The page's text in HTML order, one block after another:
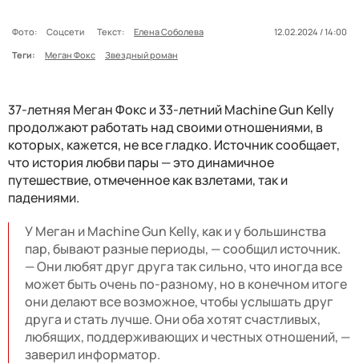
Фото: Соцсети Текст: Елена Соболева
12.02.2024 / 14:00
Теги:
Меган Фокс Звездный роман
37-летняя Меган Фокс и 33-летний Machine Gun Kelly
продолжают работать над своими отношениями, в
которых, кажется, не все гладко. Источник сообщает,
что история любви пары — это динамичное
путешествие, отмеченное как взлетами, так и
падениями.
У Меган и Machine Gun Kelly, как и у большинства
пар, бывают разные периоды, — сообщил источник.
— Они любят друг друга так сильно, что иногда все
может быть очень по-разному, но в конечном итоге
они делают все возможное, чтобы услышать друг
друга и стать лучше. Они оба хотят счастливых,
любящих, поддерживающих и честных отношений, —
заверил информатор.